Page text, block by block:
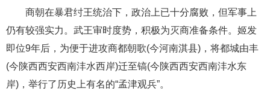
商朝在暴君纣王统治下，政治上已十分腐败，但军事上
仍有较强实力。武王审时度势，积极为灭商准备条件。姬发
即位9年后，为便于进攻商都朝歌(今河南淇县)，将都城由丰
(今陕西西安西南沣水西岸)迁至镐(今陕西西安西南沣水东
岸)，举行了历史上有名的“孟津观兵”。